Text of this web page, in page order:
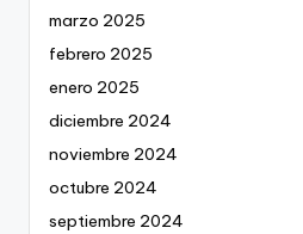
marzo 2025
febrero 2025
enero 2025
diciembre 2024
noviembre 2024
octubre 2024
septiembre 2024